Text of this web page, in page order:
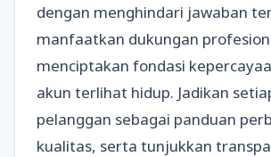
dengan menghindari jawaban
manfaatkan dukungan
menciptakan fondasi
akun terlihat hidup. Jadikan
pelanggan sebagai panduan
kualitas, serta tunjukkan